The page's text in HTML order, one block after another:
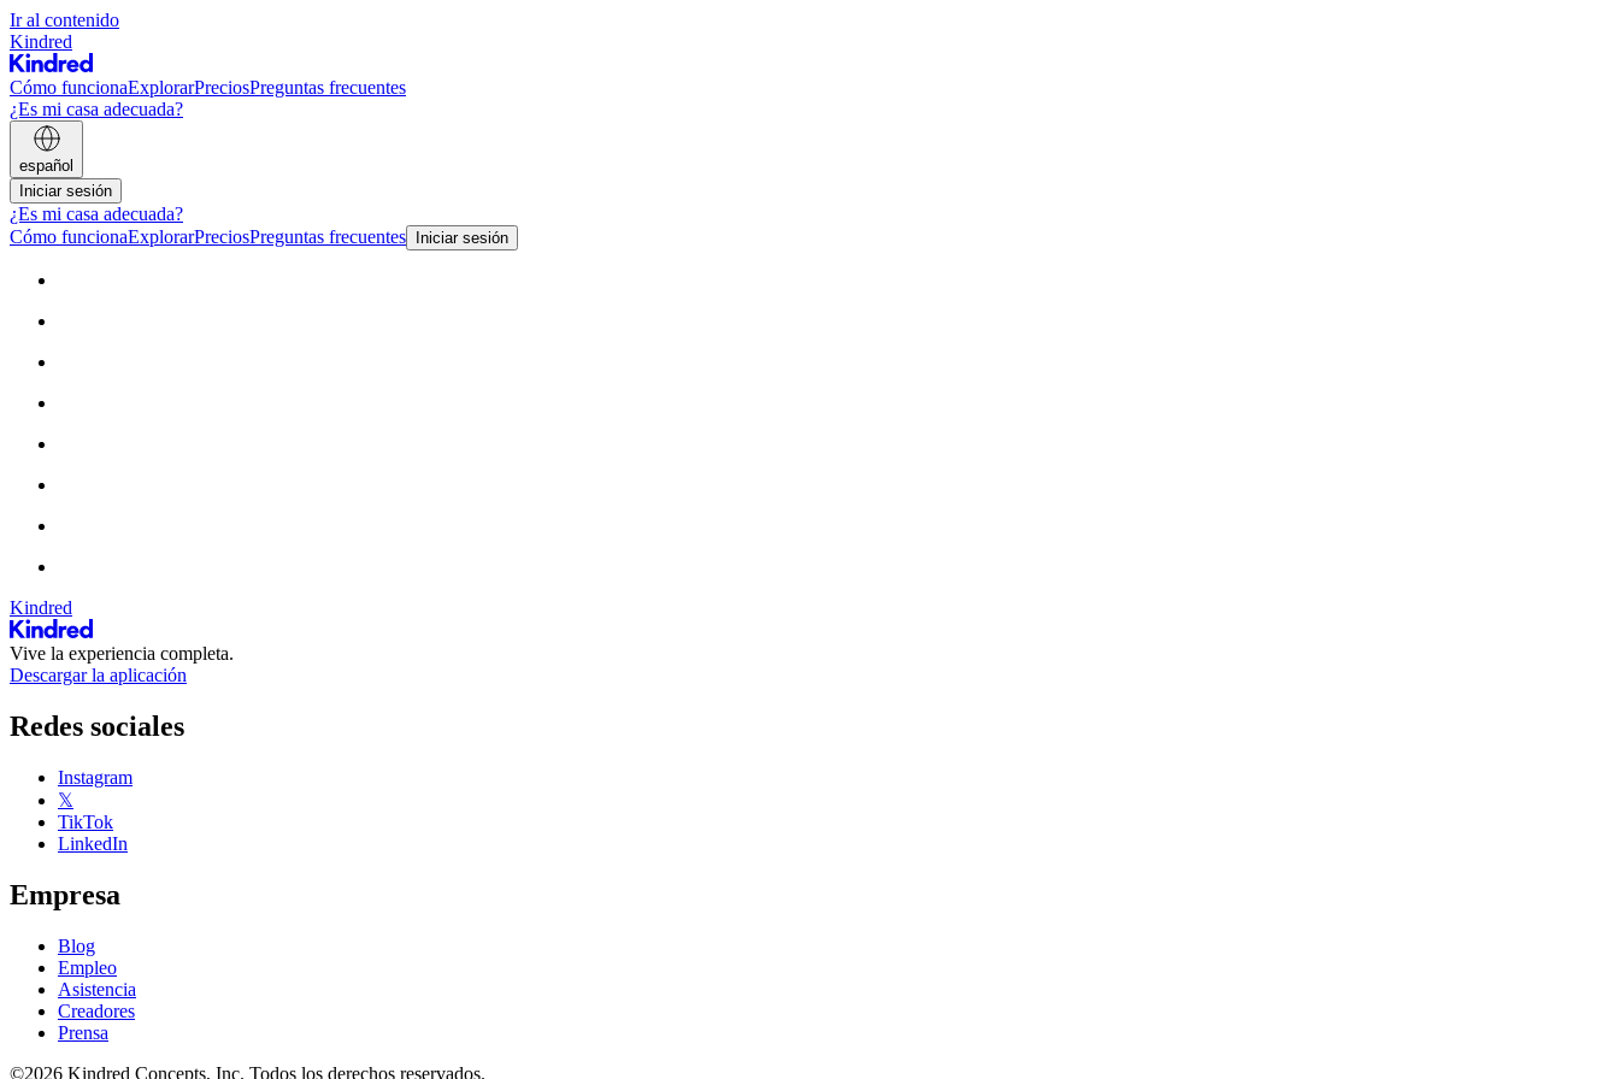
Ir al contenido
Kindred
Cómo funcionaExplorarPreciosPreguntas frecuentes
¿Es mi casa adecuada?
español
Iniciar sesión
¿Es mi casa adecuada?
Cómo funcionaExplorarPreciosPreguntas frecuentes Iniciar sesión
Kindred
Vive la experiencia completa.
Descargar la aplicación
Redes sociales
Instagram
𝕏
TikTok
LinkedIn
Empresa
Blog
Empleo
Asistencia
Creadores
Prensa
©2026 Kindred Concepts, Inc. Todos los derechos reservados.